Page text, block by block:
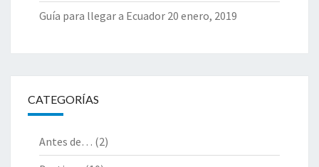
Guía para llegar a Ecuador 20 enero, 2019
CATEGORÍAS
Antes de… (2)